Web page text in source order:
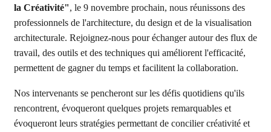
la Créativité", le 9 novembre prochain, nous réunissons des
professionnels de l'architecture, du design et de la visualisation
architecturale. Rejoignez-nous pour échanger autour des flux de
travail, des outils et des techniques qui améliorent l'efficacité,
permettent de gagner du temps et facilitent la collaboration.
Nos intervenants se pencheront sur les défis quotidiens qu'ils
rencontrent, évoqueront quelques projets remarquables et
évoqueront leurs stratégies permettant de concilier créativité et